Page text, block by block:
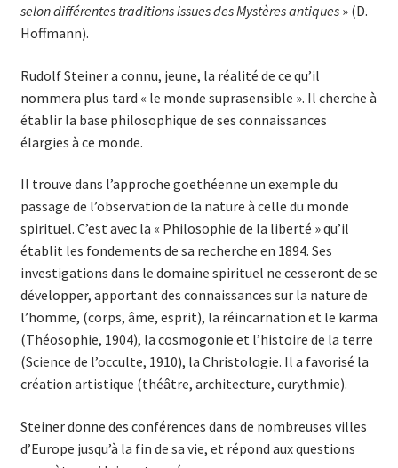
selon différentes traditions issues des Mystères antiques» (D.
Hoffmann).
Rudolf Steiner a connu, jeune, la réalité de ce qu’il
nommera plus tard « le monde suprasensible ». Il cherche à
établir la base philosophique de ses connaissances
élargies à ce monde.
Il trouve dans l’approche goethéenne un exemple du
passage de l’observation de la nature à celle du monde
spirituel. C’est avec la « Philosophie de la liberté » qu’il
établit les fondements de sa recherche en 1894. Ses
investigations dans le domaine spirituel ne cesseront de se
développer, apportant des connaissances sur la nature de
l’homme, (corps, âme, esprit), la réincarnation et le karma
(Théosophie, 1904), la cosmogonie et l’histoire de la terre
(Science de l’occulte, 1910), la Christologie. Il a favorisé la
création artistique (théâtre, architecture, eurythmie).
Steiner donne des conférences dans de nombreuses villes
d’Europe jusqu’à la fin de sa vie, et répond aux questions